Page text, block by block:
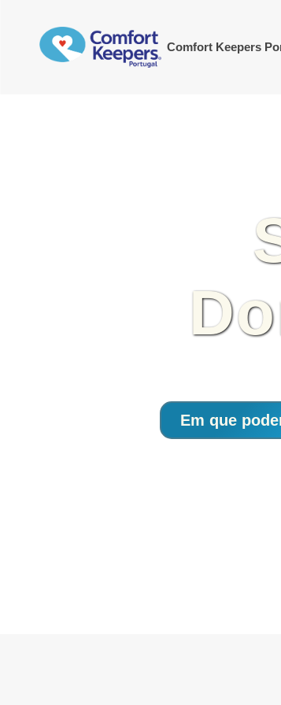
Comfort Keepers
Em que